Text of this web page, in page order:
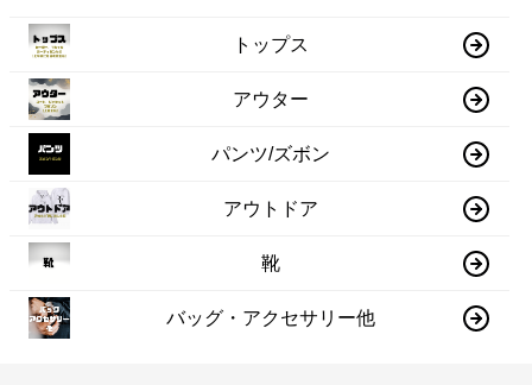
トップス
アウター
パンツ/ズボン
アウトドア
靴
バッグ・アクセサリー他